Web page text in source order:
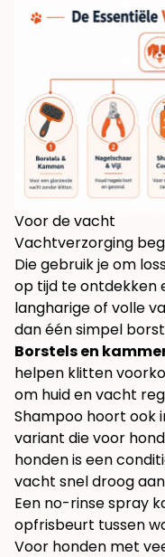
Voor de vacht
Vachtverzorging
Die gebruik je om
op tijd te ontdekken
langharige of volle
dan één simpel
Borstels en
helpen klitten
om huid en vacht
Shampoo hoort ook
variant die voor
honden is een
vacht snel droog
Een no-rinse spray
opfrisbeurt tussen
Voor honden met